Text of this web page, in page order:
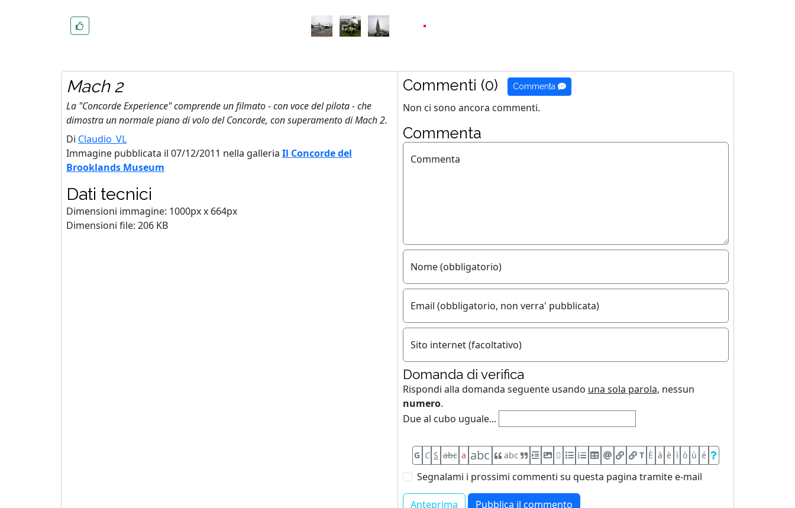
Mach 2
La "Concorde Experience" comprende un filmato - con voce del pilota - che
dimostra un normale piano di volo del Concorde, con superamento di Mach 2.
Di Claudio_VL
Immagine pubblicata il 07/12/2011 nella galleria Il Concorde del
Brooklands Museum
Dati tecnici
Dimensioni immagine: 1000px x 664px
Dimensioni file: 206 KB
Commenti (0) Commenta
Non ci sono ancora commenti.
Commenta
Commenta
Nome (obbligatorio)
Email (obbligatorio, non verra' pubblicata)
Sito internet (facoltativo)
Domanda di verifica
Rispondi alla domanda seguente usando una sola parola, nessun
numero.
Due al cubo uguale...
G C S abc a abc abc T È à è ì ò ù é
Segnalami i prossimi commenti su questa pagina tramite e-mail